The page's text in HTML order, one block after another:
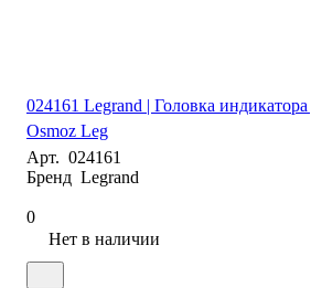
024161 Legrand | Головка
Osmoz Leg
Арт. 024161
Бренд Legrand
0
Нет в наличии